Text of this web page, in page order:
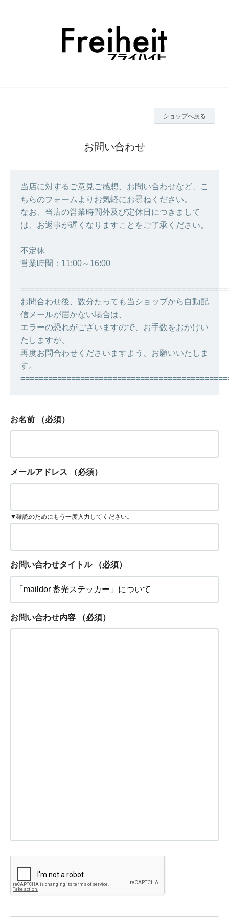
ショップへ戻る
お問い合わせ
当店に対するご意見ご感想、お問い合わせなど、こ
ちらのフォームよりお気軽にお尋ねください。
なお、当店の営業時間外及び定休日につきまして
は、お返事が遅くなりますことをご了承ください。
不定休
営業時間：11:00～16:00
お問合わせ後、数分たっても当ショップから自動配
信メールが届かない場合は、
エラーの恐れがございますので、お手数をおかけい
たしますが、
再度お問合わせくださいますよう、お願いいたしま
す。
お名前 （必須）
メールアドレス （必須）
▼確認のためにもう一度入力してください。
お問い合わせタイトル （必須）
お問い合わせ内容 （必須）